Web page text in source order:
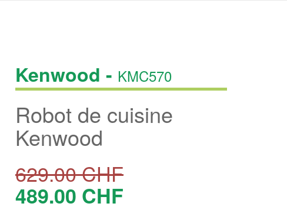
Kenwood - KMC570
Robot de cuisine
Kenwood
629.00CHF
489.00 CHF